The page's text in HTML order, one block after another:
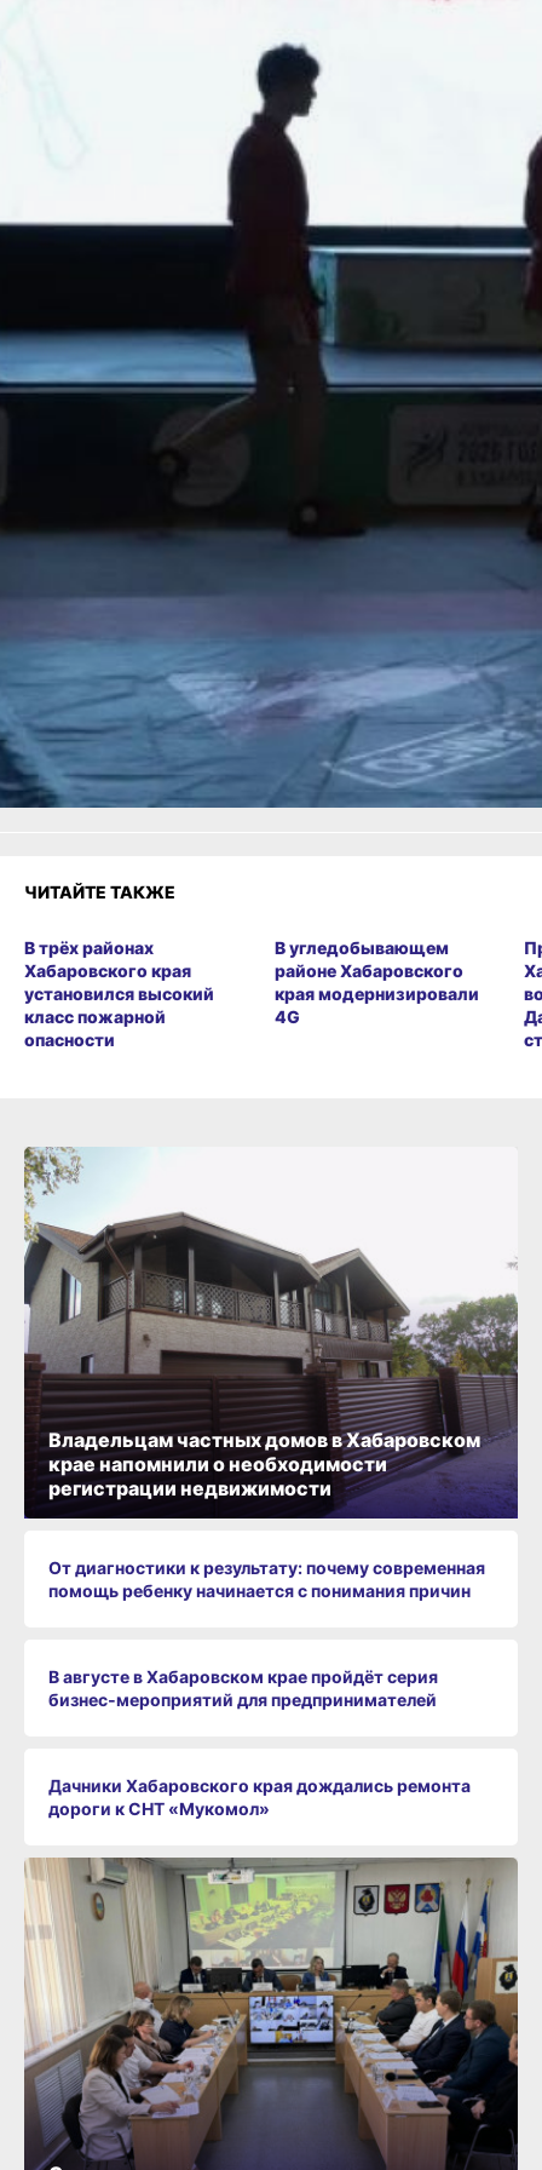
и девушек 16-18 лет.
кандидата в мастера спорта.
В церемонии открытия
приняли участие министр
спорта Хабаровского края
Дмитрий Чикунов и вдова
Амангазы Сикуатова —
мотопробег в честь Дня
Одноклассники,
Как вам материал?
Огонь!
Удивило
Грустно
Злость
Разочарование
ЧИТАЙТЕ ТАКЖЕ
В трёх районах
Хабаровского края
установился высокий
класс пожарной
опасности
В угледобывающем
районе Хабаровского
края модернизировали
4G
Владельцам частных домов в Хабаровском
крае напомнили о необходимости
регистрации недвижимости
От диагностики к результату: почему современная
помощь ребенку начинается с понимания причин
В августе в Хабаровском крае пройдёт серия
бизнес‑мероприятий для предпринимателей
Дачники Хабаровского края дождались ремонта
дороги к СНТ «Мукомол»